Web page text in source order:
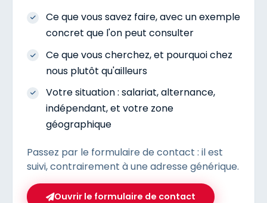
Ce que vous savez faire, avec un exemple
concret que l'on peut consulter
Ce que vous cherchez, et pourquoi chez
nous plutôt qu'ailleurs
Votre situation : salariat, alternance,
indépendant, et votre zone
géographique
Passez par le formulaire de contact : il est
suivi, contrairement à une adresse générique.
Ouvrir le formulaire de contact